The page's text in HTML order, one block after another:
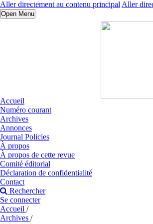
Aller directement au contenu principal Aller
Open Menu
Accueil
Numéro courant
Archives
Annonces
Journal Policies
À propos
À propos de cette revue
Comité éditorial
Déclaration de confidentialité
Contact
Rechercher
Se connecter
Accueil /
Archives /